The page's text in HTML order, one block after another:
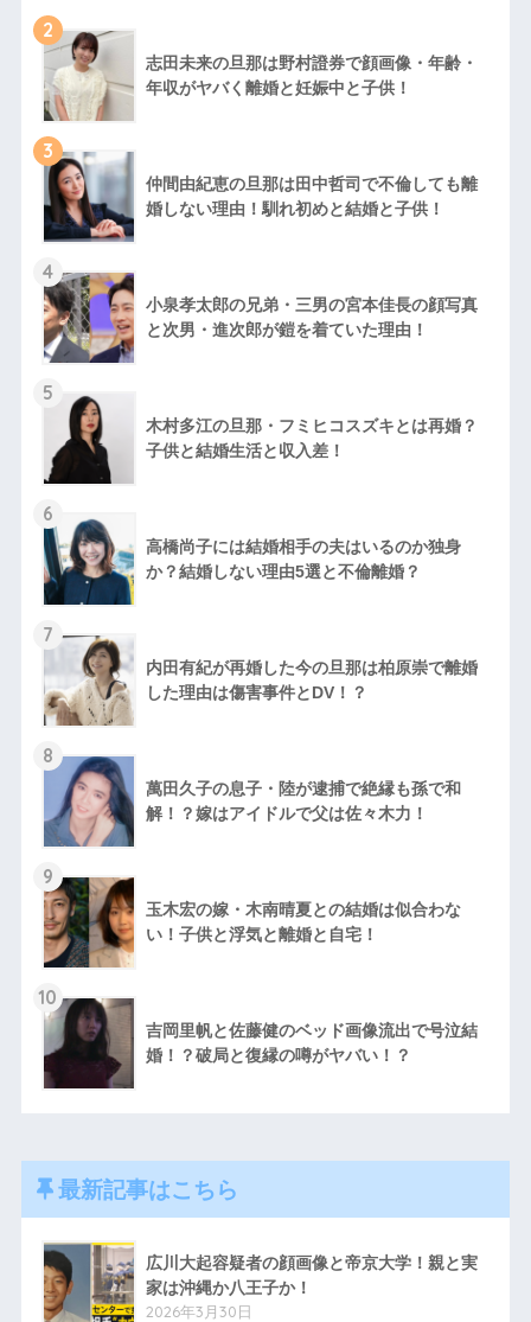
2
志田未来の旦那は野村證券で顔画像・年齢・
年収がヤバく離婚と妊娠中と子供！
3
仲間由紀恵の旦那は田中哲司で不倫しても離
婚しない理由！馴れ初めと結婚と子供！
4
小泉孝太郎の兄弟・三男の宮本佳長の顔写真
と次男・進次郎が鎧を着ていた理由！
5
木村多江の旦那・フミヒコスズキとは再婚？
子供と結婚生活と収入差！
6
高橋尚子には結婚相手の夫はいるのか独身
か？結婚しない理由5選と不倫離婚？
7
内田有紀が再婚した今の旦那は柏原崇で離婚
した理由は傷害事件とDV！？
8
萬田久子の息子・陸が逮捕で絶縁も孫で和
解！？嫁はアイドルで父は佐々木力！
9
玉木宏の嫁・木南晴夏との結婚は似合わな
い！子供と浮気と離婚と自宅！
10
吉岡里帆と佐藤健のベッド画像流出で号泣結
婚！？破局と復縁の噂がヤバい！？
最新記事はこちら
広川大起容疑者の顔画像と帝京大学！親と実
家は沖縄か八王子か！
2026年3月30日